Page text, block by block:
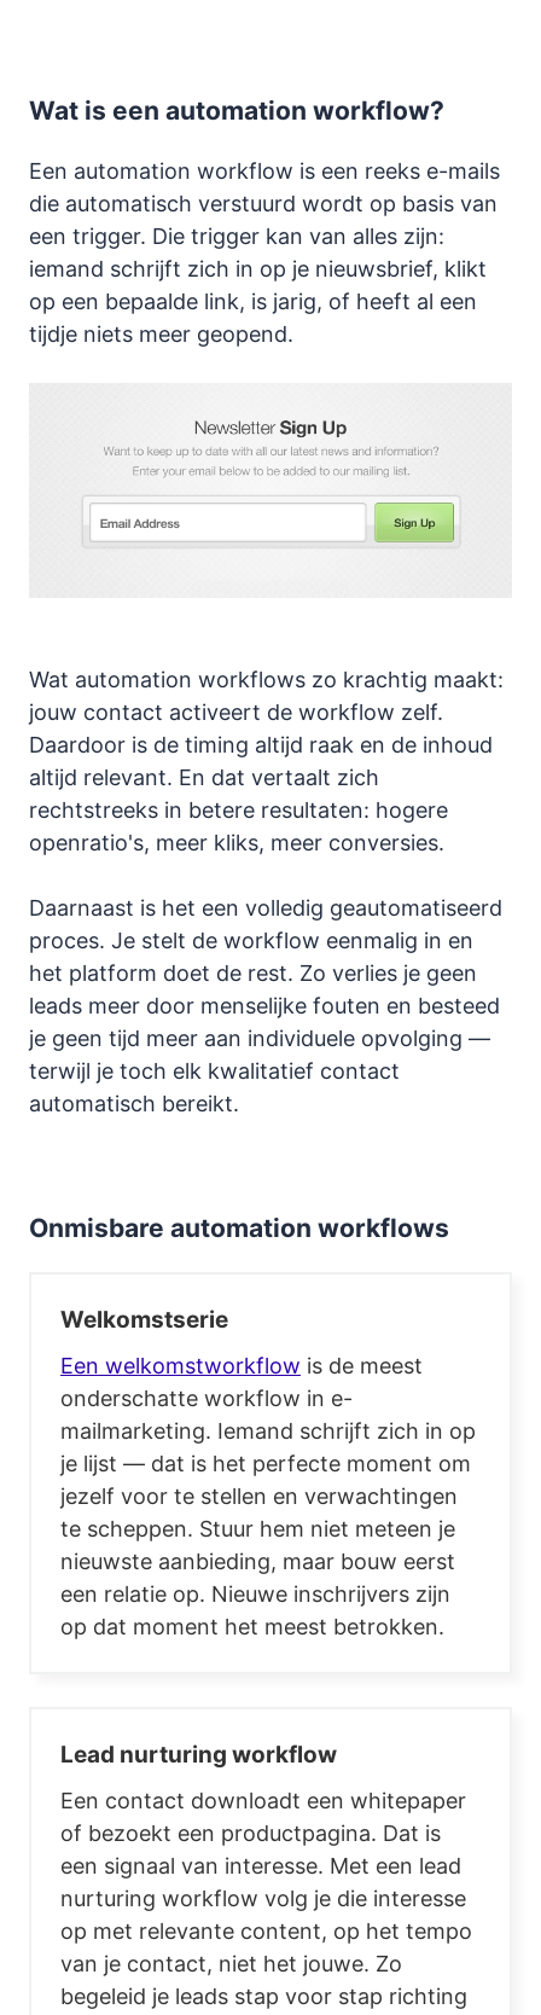
Wat is een automation workflow?
Een automation workflow is een reeks e-mails
die automatisch verstuurd wordt op basis van
een trigger. Die trigger kan van alles zijn:
iemand schrijft zich in op je nieuwsbrief, klikt
op een bepaalde link, is jarig, of heeft al een
tijdje niets meer geopend.
Wat automation workflows zo krachtig maakt:
jouw contact activeert de workflow zelf.
Daardoor is de timing altijd raak en de inhoud
altijd relevant. En dat vertaalt zich
rechtstreeks in betere resultaten: hogere
openratio's, meer kliks, meer conversies.
Daarnaast is het een volledig geautomatiseerd
proces. Je stelt de workflow eenmalig in en
het platform doet de rest. Zo verlies je geen
leads meer door menselijke fouten en besteed
je geen tijd meer aan individuele opvolging —
terwijl je toch elk kwalitatief contact
automatisch bereikt.
Onmisbare automation workflows
Welkomstserie
Een welkomstworkflow is de meest
onderschatte workflow in e-
mailmarketing. Iemand schrijft zich in op
je lijst — dat is het perfecte moment om
jezelf voor te stellen en verwachtingen
te scheppen. Stuur hem niet meteen je
nieuwste aanbieding, maar bouw eerst
een relatie op. Nieuwe inschrijvers zijn
op dat moment het meest betrokken.
Lead nurturing workflow
Een contact downloadt een whitepaper
of bezoekt een productpagina. Dat is
een signaal van interesse. Met een lead
nurturing workflow volg je die interesse
op met relevante content, op het tempo
van je contact, niet het jouwe. Zo
begeleid je leads stap voor stap richting